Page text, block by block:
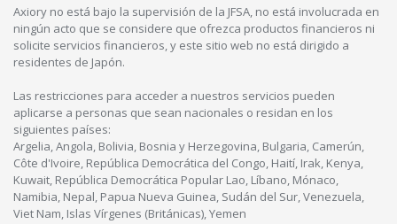
Axiory no está bajo la supervisión de la JFSA, no está involucrada en
ningún acto que se considere que ofrezca productos financieros ni
solicite servicios financieros, y este sitio web no está dirigido a
residentes de Japón.
Las restricciones para acceder a nuestros servicios pueden
aplicarse a personas que sean nacionales o residan en los
siguientes países:
Argelia, Angola, Bolivia, Bosnia y Herzegovina, Bulgaria, Camerún,
Côte d'Ivoire, República Democrática del Congo, Haití, Irak, Kenya,
Kuwait, República Democrática Popular Lao, Líbano, Mónaco,
Namibia, Nepal, Papua Nueva Guinea, Sudán del Sur, Venezuela,
Viet Nam, Islas Vírgenes (Británicas), Yemen